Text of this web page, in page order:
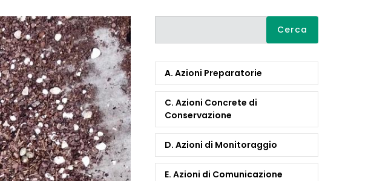
A. Azioni Preparatorie
C. Azioni Concrete di
Conservazione
D. Azioni di Monitoraggio
E. Azioni di Comunicazione